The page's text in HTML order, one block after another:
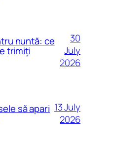
nuntă: ce
trimiți
30
July
2026
să apari 13 July
2026